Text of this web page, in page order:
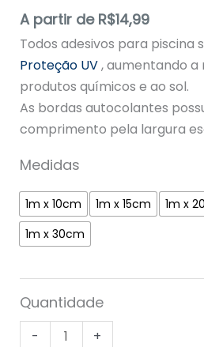
como5.00 de
baseado em
avaliações
de clientes
A partir de R$14,99
Todos adesivos para piscina
Proteção UV, aumentando a
produtos químicos e ao sol.
As bordas autocolantes
comprimento pela largura
Medidas
1m x 10cm 1m x 15cm 1m x
1m x 30cm
Quantidade
- +